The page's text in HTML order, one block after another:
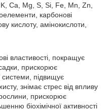
Ca, Mg, S, Si, Fe, Mn, Zn,
карбонові
кислоту, амінокислоти,
властивості, покращує
прискорює
підвищує
знімає стрес від впливу
прискорює
біохімічної активності